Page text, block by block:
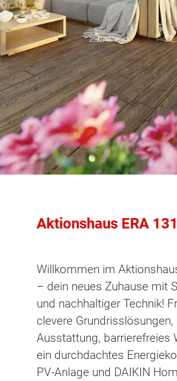
Aktionshaus ERA 131
Willkommen im
– dein neues Zuhause mit
und nachhaltiger Technik!
clevere
Ausstattung, barrierefreies
ein durchdachtes
PV-Anlage und DAIKIN